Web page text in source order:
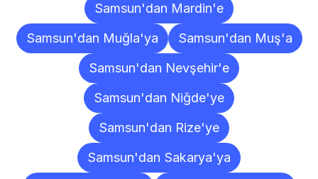
Samsun'dan Mardin'e
Samsun'dan Muğla'ya
Samsun'dan Muş'a
Samsun'dan Nevşehir'e
Samsun'dan Niğde'ye
Samsun'dan Rize'ye
Samsun'dan Sakarya'ya